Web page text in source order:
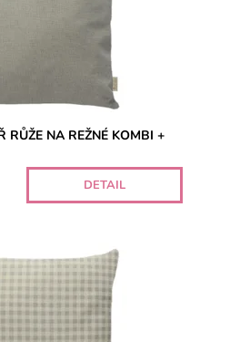
RŮŽE NA REŽNÉ KOMBI +
DETAIL